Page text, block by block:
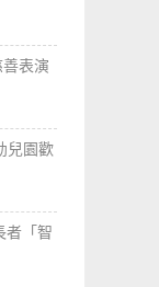
表演
兒園歡
者「智